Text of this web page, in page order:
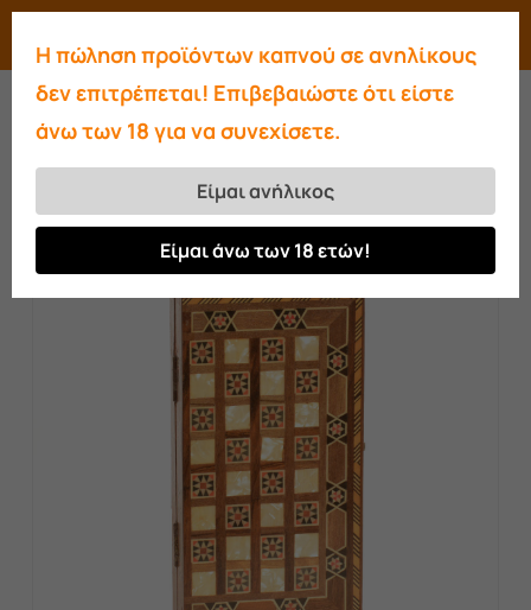
Skip
main
content
searchaccount
Αρχική σελίδα
Είδη Λαϊκής Τέχνης
Τάβλι
Τάβλι-σκάκι mini τσέπης
Close
Η πώληση προϊόντων καπνού σε ανηλίκους
δεν επιτρέπεται! Επιβεβαιώστε ότι είστε
άνω των 18 για να συνεχίσετε.
Είμαι ανήλικος
Είμαι άνω των 18 ετών!